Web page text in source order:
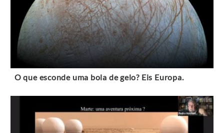
O que esconde uma bola de gelo? Eis Europa.